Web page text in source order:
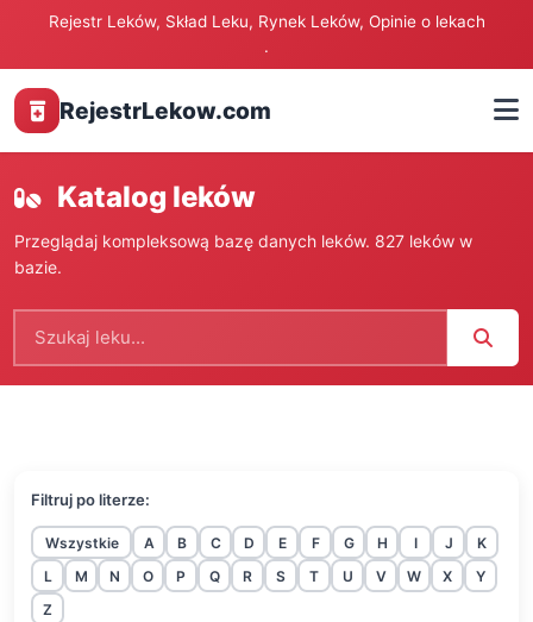
Rejestr Leków, Skład Leku, Rynek Leków, Opinie o lekach
.
RejestrLekow.com
Katalog leków
Przeglądaj kompleksową bazę danych leków. 827 leków w
bazie.
Filtruj po literze:
Wszystkie A B C D E F G H I J
K
L
M N O P Q R S T U V W X
Y
Z